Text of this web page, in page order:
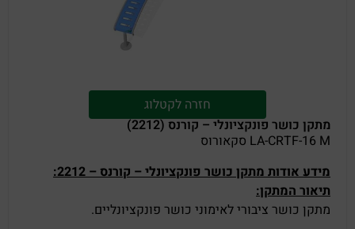
חזרה לקטלוג
מתקן כושר פונקציונלי – קורנס (2212)
LA-CRTF-16 M סקאורוס
מידע אודות מתקן כושר פונקציונלי – קורנס – 2212:
תיאור המתקן:
מתקן כושר ציבורי לאימוני כושר פונקציונליים.